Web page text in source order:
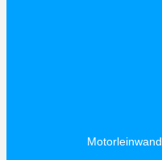
Motorleinwand